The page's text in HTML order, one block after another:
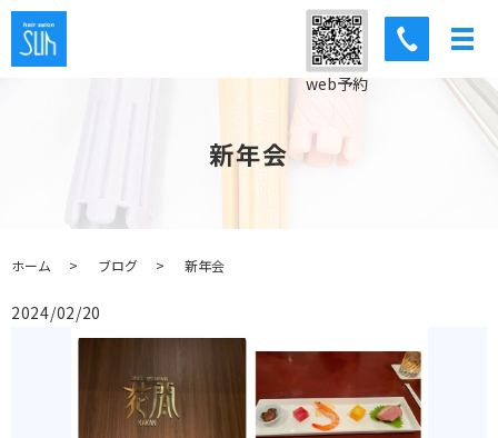
web予約
新年会
ホーム ブログ 新年会
2024/02/20